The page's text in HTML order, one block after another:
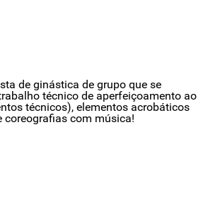
de ginástica de grupo que se
técnico de aperfeiçoamento ao
técnicos), elementos acrobáticos
coreografias com música!